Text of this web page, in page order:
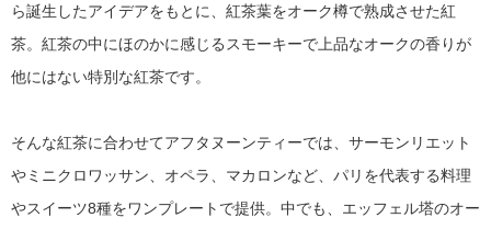
ら誕生したアイデアをもとに、紅茶葉をオーク樽で熟成させた紅
茶。紅茶の中にほのかに感じるスモーキーで上品なオークの香りが
他にはない特別な紅茶です。
そんな紅茶に合わせてアフタヌーンティーでは、サーモンリエット
やミニクロワッサン、オペラ、マカロンなど、パリを代表する料理
やスイーツ8種をワンプレートで提供。中でも、エッフェル塔のオー